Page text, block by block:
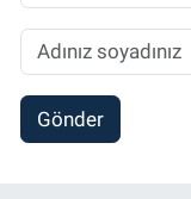
Gönder